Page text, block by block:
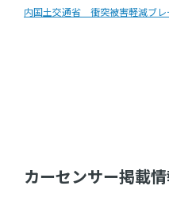
内国土交通省 衝突被害軽減ブレ
カーセンサー掲載情